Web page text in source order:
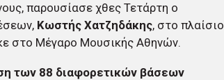
παρουσίασε χθες Τετάρτη ο
Κωστής Χατζηδάκης, στο πλαίσιο
στο Μέγαρο Μουσικής Αθηνών.
των 88 διαφορετικών βάσεων